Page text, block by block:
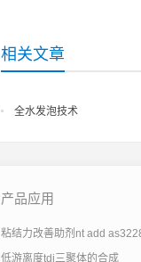
相关文章
全水发泡技术
产品应用
粘结力改善助剂nt add
低游离度tdi三聚体的合成